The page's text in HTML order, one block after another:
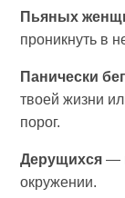
Пьяных
проникнуть в
Панически
твоей жизни
порог.
Дерущихся —
окружении.